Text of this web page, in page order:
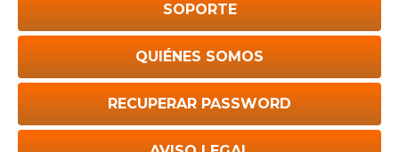
SOPORTE
QUIÉNES SOMOS
RECUPERAR PASSWORD